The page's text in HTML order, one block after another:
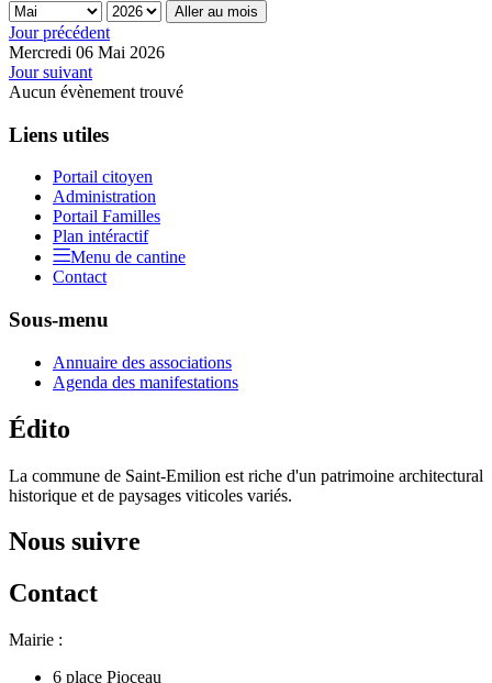
Aller au mois
Jour précédent
Mercredi 06 Mai 2026
Jour suivant
Aucun évènement trouvé
Liens utiles
Portail citoyen
Administration
Portail Familles
Plan intéractif
Menu de cantine
Contact
Sous-menu
Annuaire des associations
Agenda des manifestations
Édito
La commune de Saint-Emilion est riche d'un patrimoine architectural
historique et de paysages viticoles variés.
Nous suivre
Contact
Mairie :
6 place Pioceau